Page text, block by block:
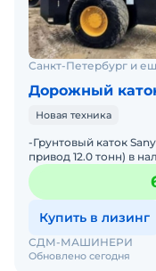
Санкт-Петербург и
Дорожный каток
Новая техника
-Грунтовый каток
привод 12.0 тонн) в
массой 10.000 кг.·
Купить в лизинг
Обновлено сегодня
СДМ-МАШИНЕРИ